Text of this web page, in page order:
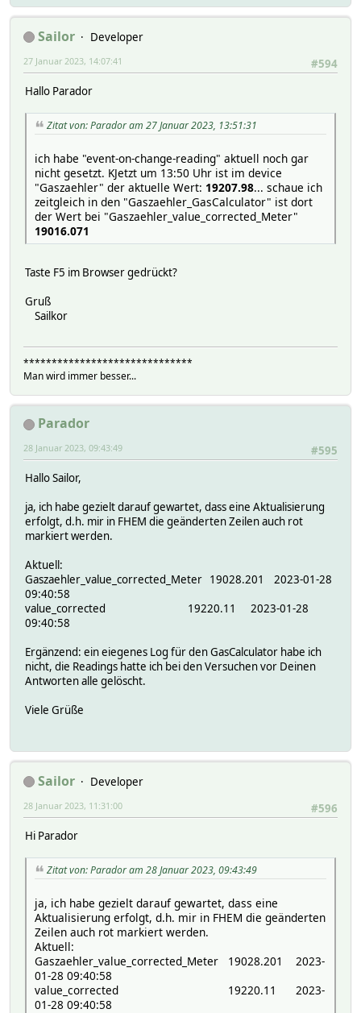
Sailor
Developer
#594
27 Januar 2023, 14:07:41
Hallo Parador
Zitat von: Parador am 27 Januar 2023, 13:51:31
ich habe "event-on-change-reading" aktuell noch gar
nicht gesetzt. KJetzt um 13:50 Uhr ist im device
"Gaszaehler" der aktuelle Wert: 19207.98... schaue ich
zeitgleich in den "Gaszaehler_GasCalculator" ist dort
der Wert bei "Gaszaehler_value_corrected_Meter"
19016.071
Taste F5 im Browser gedrückt?
Gruß
Sailkor
******************************
Man wird immer besser...
Parador
#595
28 Januar 2023, 09:43:49
Hallo Sailor,
ja, ich habe gezielt darauf gewartet, dass eine Aktualisierung
erfolgt, d.h. mir in FHEM die geänderten Zeilen auch rot
markiert werden.
Aktuell:
Gaszaehler_value_corrected_Meter 19028.201 2023-01-28
09:40:58
value_corrected 19220.11 2023-01-28
09:40:58
Ergänzend: ein eiegenes Log für den GasCalculator habe ich
nicht, die Readings hatte ich bei den Versuchen vor Deinen
Antworten alle gelöscht.
Viele Grüße
Sailor
Developer
#596
28 Januar 2023, 11:31:00
Hi Parador
Zitat von: Parador am 28 Januar 2023, 09:43:49
ja, ich habe gezielt darauf gewartet, dass eine
Aktualisierung erfolgt, d.h. mir in FHEM die geänderten
Zeilen auch rot markiert werden.
Aktuell:
Gaszaehler_value_corrected_Meter 19028.201 2023-
01-28 09:40:58
value_corrected 19220.11 2023-
01-28 09:40:58